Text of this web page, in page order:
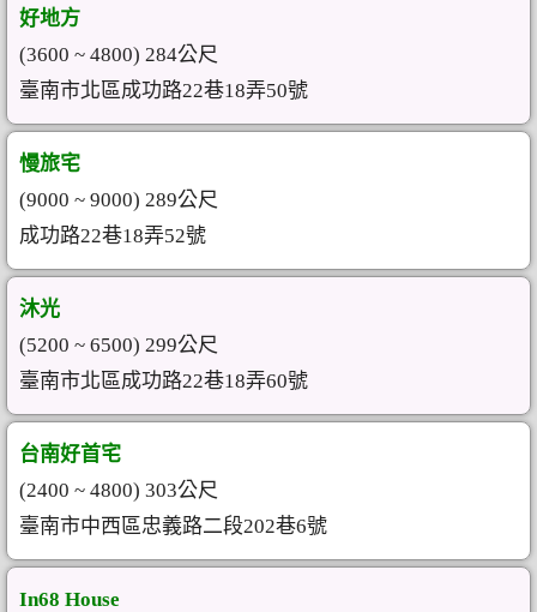
好地方
(3600 ~ 4800) 284公尺
臺南市北區成功路22巷18弄50號
慢旅宅
(9000 ~ 9000) 289公尺
成功路22巷18弄52號
沐光
(5200 ~ 6500) 299公尺
臺南市北區成功路22巷18弄60號
台南好首宅
(2400 ~ 4800) 303公尺
臺南市中西區忠義路二段202巷6號
In68 House